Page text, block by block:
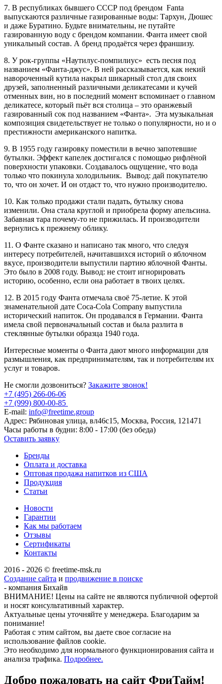
7. В республиках бывшего СССР под брендом Fanta
выпускаются различные газированные воды: Тархун, Дюшес
и даже Буратино. Будьте внимательны, не путайте
газированную воду с брендом компании. Фанта имеет свой
уникальный состав. А бренд продаётся через франшизу.
8. У рок-группы «Наутилус-помпилиус» есть песня под
названием «Фанта-джус». В ней рассказывается, как некий
навороченный кутила накрыл шикарный стол для своих
друзей, заполненный различными деликатесами и кучей
отменных вин, но в последний момент вспоминает о главном
деликатесе, который пьёт вся столица – это оранжевый
газированный сок под названием «Фанта». Эта музыкальная
композиция свидетельствует не только о популярности, но и о
престижности американского напитка.
9. В 1955 году газировку поместили в вечно запотевшие
бутылки. Эффект капелек достигался с помощью рифлёной
поверхности упаковки. Создавалось ощущение, что вода
только что покинула холодильник. Вывод: дай покупателю
то, что он хочет. И он отдаст то, что нужно производителю.
10. Как только продажи стали падать, бутылку снова
изменили. Она стала круглой и приобрела форму апельсина.
Забавная тара почему-то не прижилась. И производители
вернулись к прежнему облику.
11. О Фанте сказано и написано так много, что следуя
интересу потребителей, начитавшихся историй о яблочном
вкусе, производители выпустили партию яблочной Фанты.
Это было в 2008 году. Вывод: не стоит игнорировать
историю, особенно, если она работает в твоих целях.
12. В 2015 году Фанта отмечала своё 75-летие. К этой
знаменательной дате Coca-Cola Company выпустила
исторический напиток. Он продавался в Германии. Фанта
имела свой первоначальный состав и была разлита в
стеклянные бутылки образца 1940 года.
Интересные моменты о Фанта дают много информации для
размышления, как предпринимателям, так и потребителям их
услуг и товаров.
Не смогли дозвониться? Закажите звонок!
+7 (495) 266-06-06
+7 (999) 800-00-85
E-mail: info@freetime.group
Адрес: Рябиновая улица, вл46с15, Москва, Россия, 121471
Часы работы в будни: 8:00 - 17:00 (без обеда)
Оставить заявку
Бренды
Оплата и доставка
Оптовая продажа напитков из США
Продукция
Статьи
Новости
Гарантии
Как мы работаем
Отзывы
Сертификаты
Контакты
2016 - 2026 © freetime-msk.ru
Создание сайта и продвижение в поиске
- компания Бихайв
ВНИМАНИЕ! Цены на сайте не являются публичной офертой
и носят консультативный характер.
Актуальные цены уточняйте у менеджера. Благодарим за
понимание!
Работая с этим сайтом, вы даете свое согласие на
использование файлов cookie.
Это необходимо для нормального функционирования сайта и
анализа трафика. Подробнее.
Добро пожаловать на сайт ФриТайм!